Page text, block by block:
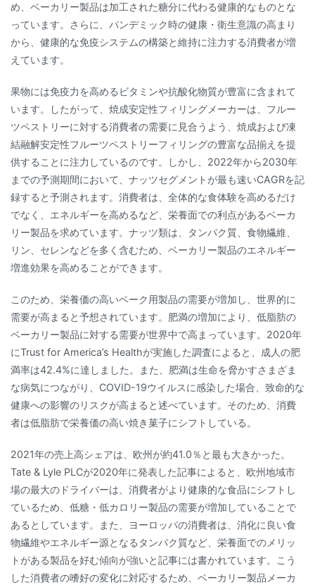
め、ベーカリー製品は加工された糖分に代わる健康的なものとな
っています。さらに、パンデミック時の健康・衛生意識の高まり
から、健康的な免疫システムの構築と維持に注力する消費者が増
えています。
果物には免疫力を高めるビタミンや抗酸化物質が豊富に含まれて
います。したがって、焼成安定性フィリングメーカーは、フルー
ツペストリーに対する消費者の需要に見合うよう、焼成および凍
結融解安定性フルーツペストリーフィリングの豊富な品揃えを提
供することに注力しているのです。しかし、2022年から2030年
までの予測期間において、ナッツセグメントが最も速いCAGRを記
録すると予測されます。消費者は、全体的な食体験を高めるだけ
でなく、エネルギーを高めるなど、栄養面での利点があるベーカ
リー製品を求めています。ナッツ類は、タンパク質、食物繊維、
リン、セレンなどを多く含むため、ベーカリー製品のエネルギー
増進効果を高めることができます。
このため、栄養価の高いベーク用製品の需要が増加し、世界的に
需要が高まると予想されています。肥満の増加により、低脂肪の
ベーカリー製品に対する需要が世界中で高まっています。2020年
にTrust for America’s Healthが実施した調査によると、成人の肥
満率は42.4%に達しました。また、肥満は生命を脅かすさまざま
な病気につながり、COVID-19ウイルスに感染した場合、致命的な
健康への影響のリスクが高まると述べています。そのため、消費
者は低脂肪で栄養価の高い焼き菓子にシフトしている。
2021年の売上高シェアは、欧州が約41.0％と最も大きかった。
Tate & Lyle PLCが2020年に発表した記事によると、欧州地域市
場の最大のドライバーは、消費者がより健康的な食品にシフトし
ているため、低糖・低カロリー製品の需要が増加していることで
あるとしています。また、ヨーロッパの消費者は、消化に良い食
物繊維やエネルギー源となるタンパク質など、栄養面でのメリッ
トがある製品を好む傾向が強いと記事には書かれています。こう
した消費者の嗜好の変化に対応するため、ベーカリー製品メーカ